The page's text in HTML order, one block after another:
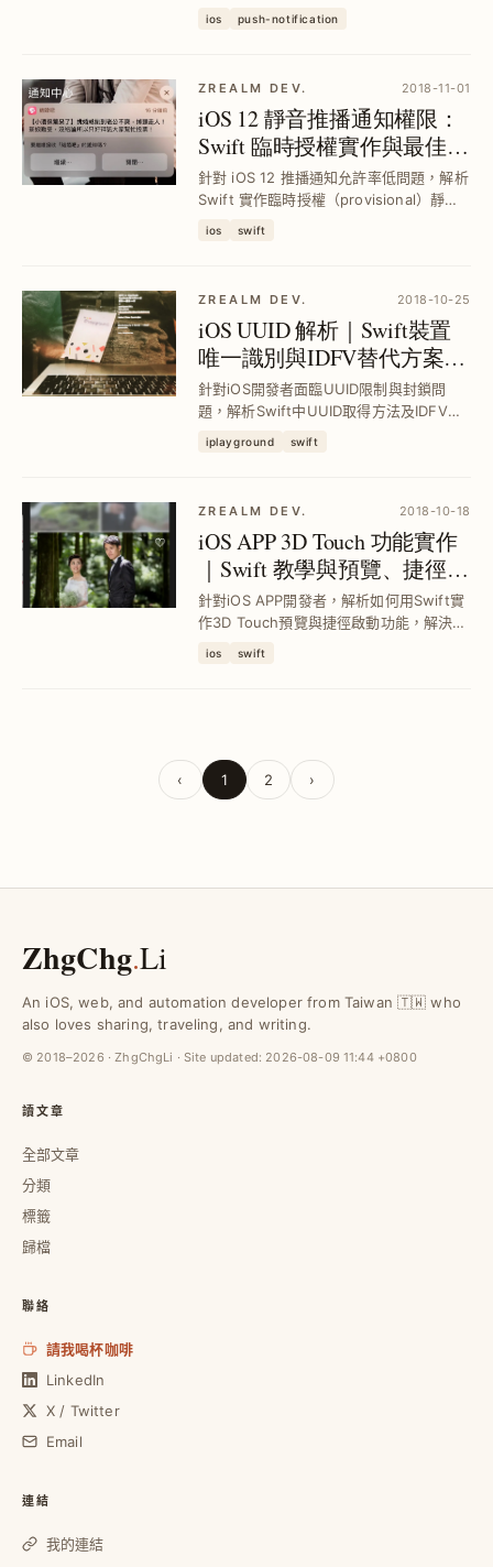
驗順暢，提升推播功能成功率。
ios push-notification
ZREALM DEV. 2018-11-01
iOS 12 靜音推播通知權限：
Swift 臨時授權實作與最佳化
流程解析
針對 iOS 12 推播通知允許率低問題，解析
Swift 實作臨時授權（provisional）靜音
ios swift
ZREALM DEV. 2018-10-25
iOS UUID 解析｜Swift裝置
唯一識別與IDFV替代方案全
攻略
針對iOS開發者面臨UUID限制與封鎖問
題，解析Swift中UUID取得方法及IDFV替
作，助你穩定辨識裝置唯一值，避免重裝
iplayground swift
ZREALM DEV. 2018-10-18
iOS APP 3D Touch 功能實作
｜Swift 教學與預覽、捷徑啟
動技巧
針對iOS APP開發者，解析如何用Swift實
作3D Touch預覽與捷徑啟動功能，解決使
ios swift
‹ 1 2 ›
ZhgChg.Li
An iOS, web, and automation developer from Taiwan 🇹🇼 who
also loves sharing, traveling, and writing.
© 2018–2026 · ZhgChgLi · Site updated: 2026-08-09 11:44 +0800
讀文章
全部文章
分類
標籤
歸檔
聯絡
請我喝杯咖啡
LinkedIn
X / Twitter
Email
連結
我的連結